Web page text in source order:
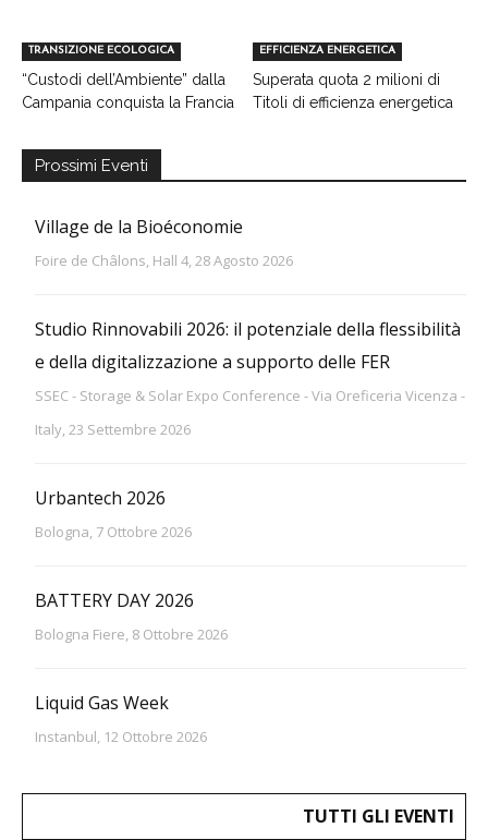
TRANSIZIONE ECOLOGICA
“Custodi dell’Ambiente” dalla
Campania conquista la Francia
EFFICIENZA ENERGETICA
Superata quota 2 milioni di
Titoli di efficienza energetica
Prossimi Eventi
Village de la Bioéconomie
Foire de Châlons, Hall 4, 28 Agosto 2026
Studio Rinnovabili 2026: il potenziale della flessibilità
e della digitalizzazione a supporto delle FER
SSEC - Storage & Solar Expo Conference - Via Oreficeria Vicenza -
Italy, 23 Settembre 2026
Urbantech 2026
Bologna, 7 Ottobre 2026
BATTERY DAY 2026
Bologna Fiere, 8 Ottobre 2026
Liquid Gas Week
Instanbul, 12 Ottobre 2026
TUTTI GLI EVENTI